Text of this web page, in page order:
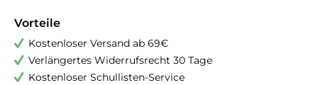
Vorteile
Kostenloser Versand ab 69€
Verlängertes Widerrufsrecht 30 Tage
Kostenloser Schullisten-Service